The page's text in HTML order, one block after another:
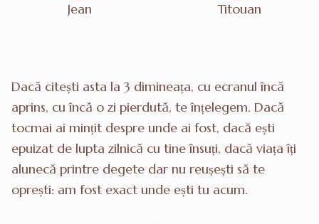
Jean Titouan
Dacă citești asta la 3 dimineața, cu ecranul încă
aprins, cu încă o zi pierdută, te înțelegem. Dacă
tocmai ai mințit despre unde ai fost, dacă ești
epuizat de lupta zilnică cu tine însuți, dacă viața îți
alunecă printre degete dar nu reușești să te
oprești: am fost exact unde ești tu acum.